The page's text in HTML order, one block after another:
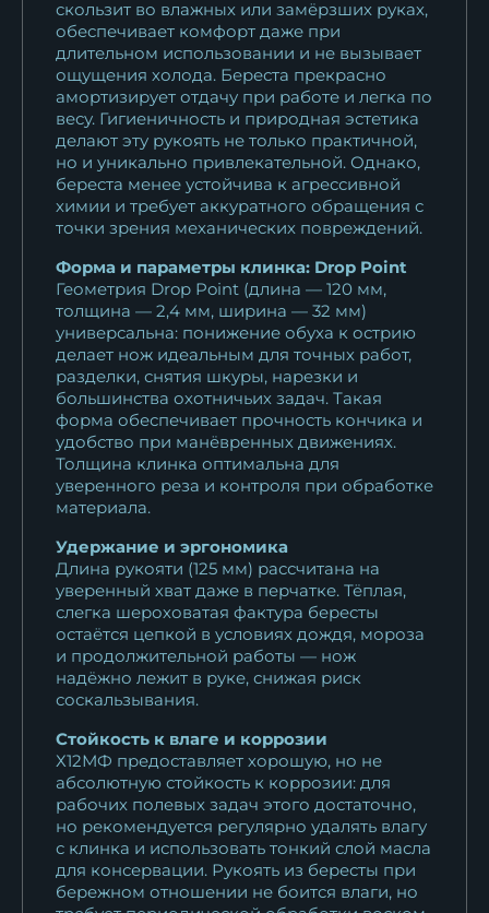
скользит во влажных или замёрзших руках,
обеспечивает комфорт даже при
длительном использовании и не вызывает
ощущения холода. Береста прекрасно
амортизирует отдачу при работе и легка по
весу. Гигиеничность и природная эстетика
делают эту рукоять не только практичной,
но и уникально привлекательной. Однако,
береста менее устойчива к агрессивной
химии и требует аккуратного обращения с
точки зрения механических повреждений.
Форма и параметры клинка: Drop Point
Геометрия Drop Point (длина — 120 мм,
толщина — 2,4 мм, ширина — 32 мм)
универсальна: понижение обуха к острию
делает нож идеальным для точных работ,
разделки, снятия шкуры, нарезки и
большинства охотничьих задач. Такая
форма обеспечивает прочность кончика и
удобство при манёвренных движениях.
Толщина клинка оптимальна для
уверенного реза и контроля при обработке
материала.
Удержание и эргономика
Длина рукояти (125 мм) рассчитана на
уверенный хват даже в перчатке. Тёплая,
слегка шероховатая фактура бересты
остаётся цепкой в условиях дождя, мороза
и продолжительной работы — нож
надёжно лежит в руке, снижая риск
соскальзывания.
Стойкость к влаге и коррозии
Х12МФ предоставляет хорошую, но не
абсолютную стойкость к коррозии: для
рабочих полевых задач этого достаточно,
но рекомендуется регулярно удалять влагу
с клинка и использовать тонкий слой масла
для консервации. Рукоять из бересты при
бережном отношении не боится влаги, но